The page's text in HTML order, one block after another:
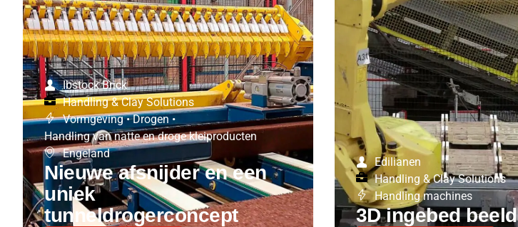
Ibstock Brick
Handling & Clay Solutions
Vormgeving • Drogen •
Handling van natte en droge kleiproducten
Engeland
Nieuwe afsnijder en een
uniek
tunneldrogerconcept
Edilianen
Handling & Clay Solutions
Handling machines
3D ingebed beeld